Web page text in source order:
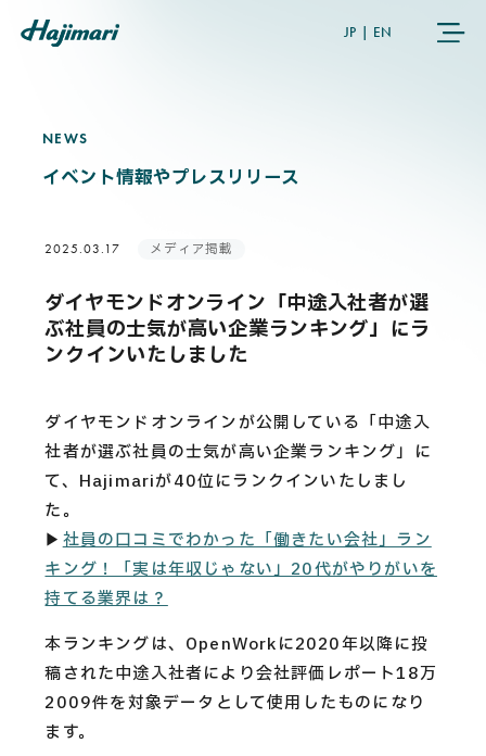
JP EN
COMPANY
NEWS
USER’S VOICE
MEMBERS
CAREERS
CONTACT
Privacy Policy
Security Action
NEWS
NEWS
イベント情報やプレスリリース
2025.03.17 メディア掲載
ダイヤモンドオンライン「中途入社者が選
ぶ社員の士気が高い企業ランキング」にラ
ンクインいたしました
ダイヤモンドオンラインが公開している「中途入
社者が選ぶ社員の士気が高い企業ランキング」に
て、Hajimariが40位にランクインいたしまし
た。
▶︎社員の口コミでわかった「働きたい会社」ラン
キング！「実は年収じゃない」20代がやりがいを
持てる業界は？
本ランキングは、OpenWorkに2020年以降に投
稿された中途入社者により会社評価レポート18万
2009件を対象データとして使用したものになり
ます。